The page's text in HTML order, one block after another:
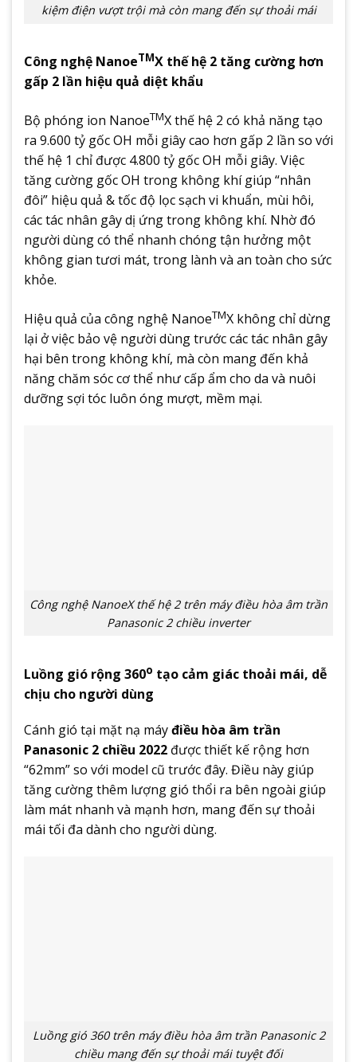
kiệm điện vượt trội mà còn mang đến sự thoải mái
Công nghệ NanoeTMX thế hệ 2 tăng cường hơn
gấp 2 lần hiệu quả diệt khẩu
Bộ phóng ion NanoeTMX thế hệ 2 có khả năng tạo
ra 9.600 tỷ gốc OH mỗi giây cao hơn gấp 2 lần so với
thế hệ 1 chỉ được 4.800 tỷ gốc OH mỗi giây. Việc
tăng cường gốc OH trong không khí giúp “nhân
đôi” hiệu quả & tốc độ lọc sạch vi khuẩn, mùi hôi,
các tác nhân gây dị ứng trong không khí. Nhờ đó
người dùng có thể nhanh chóng tận hưởng một
không gian tươi mát, trong lành và an toàn cho sức
khỏe.
Hiệu quả của công nghệ NanoeTMX không chỉ dừng
lại ở việc bảo vệ người dùng trước các tác nhân gây
hại bên trong không khí, mà còn mang đến khả
năng chăm sóc cơ thể như cấp ẩm cho da và nuôi
dưỡng sợi tóc luôn óng mượt, mềm mại.
Công nghệ NanoeX thế hệ 2 trên máy điều hòa âm trần
Panasonic 2 chiều inverter
Luồng gió rộng 360o tạo cảm giác thoải mái, dễ
chịu cho người dùng
Cánh gió tại mặt nạ máyđiều hòa âm trần
Panasonic 2 chiều 2022 được thiết kế rộng hơn
“62mm” so với model cũ trước đây. Điều này giúp
tăng cường thêm lượng gió thổi ra bên ngoài giúp
làm mát nhanh và mạnh hơn, mang đến sự thoải
mái tối đa dành cho người dùng.
Luồng gió 360 trên máy điều hòa âm trần Panasonic 2
chiều mang đến sự thoải mái tuyệt đối